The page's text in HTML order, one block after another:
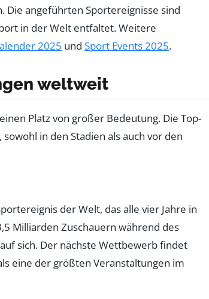
Die angeführten Sportereignisse sind
in der Welt entfaltet. Weitere
2025 und Sport Events 2025.
weltweit
Platz von großer Bedeutung. Die Top-
in den Stadien als auch vor den
der Welt, das alle vier Jahre in
Milliarden Zuschauern während des
sich. Der nächste Wettbewerb findet
eine der größten Veranstaltungen im